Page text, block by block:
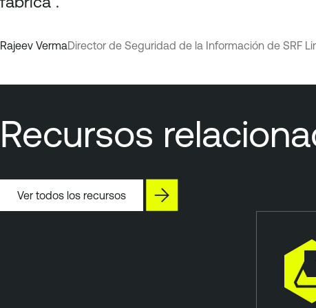
Rajeev VermaDirector de Seguridad de la Información de SRF
Recursos
Ver todos los recursos